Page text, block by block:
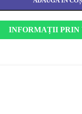
INFORMAȚII PRIN